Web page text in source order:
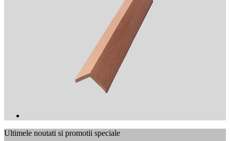
Ultimele noutati si promotii speciale